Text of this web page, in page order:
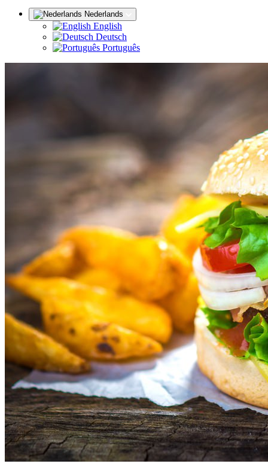
Nederlands
English
Deutsch
Português